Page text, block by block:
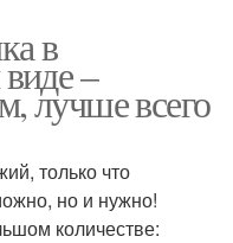
в
–
лучше всего
только что
но и нужно!
количестве: